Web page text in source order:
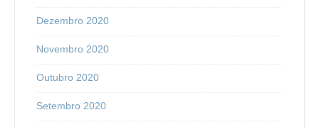
Dezembro 2020
Novembro 2020
Outubro 2020
Setembro 2020